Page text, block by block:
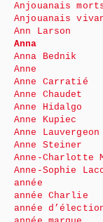
Anjouanais
Anjouanais
Ann Larson
Anna
Anna Bednik
Anne
Anne Carratié
Anne Chaudet
Anne Hidalgo
Anne Kupiec
Anne Lauvergeon
Anne Steiner
Anne-Charlotte
Anne-Sophie
année
année Charlie
année